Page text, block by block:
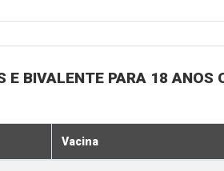
E BIVALENTE PARA 18
Vacina